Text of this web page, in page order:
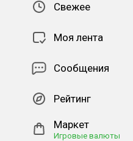
Свежее
Моя лента
Сообщения
Рейтинг
Маркет
Игровые валюты